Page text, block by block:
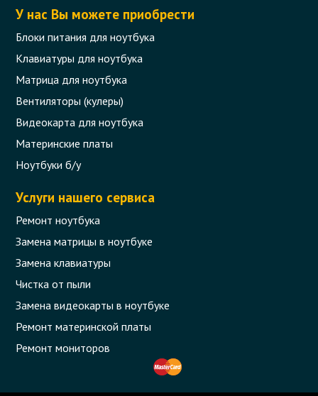
У нас Вы можете приобрести
Блоки питания для ноутбука
Клавиатуры для ноутбука
Матрица для ноутбука
Вентиляторы (кулеры)
Видеокарта для ноутбука
Материнские платы
Ноутбуки б/у
Услуги нашего сервиса
Ремонт ноутбука
Замена матрицы в ноутбуке
Замена клавиатуры
Чистка от пыли
Замена видеокарты в ноутбуке
Ремонт материнской платы
Ремонт мониторов